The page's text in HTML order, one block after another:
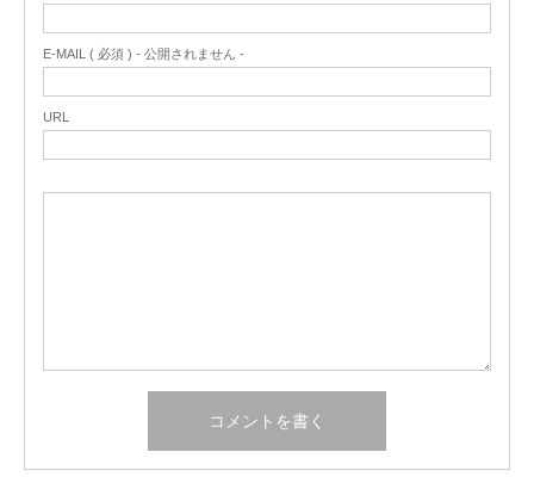
E-MAIL ( 必須 ) - 公開されません -
URL